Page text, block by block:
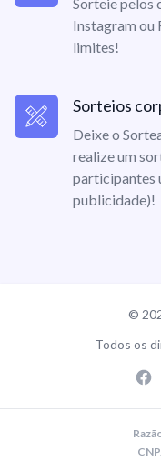
Instagram ou
limites!
Sorteios
Deixe o
realize um
participantes
publicidade)!
©
Todos os